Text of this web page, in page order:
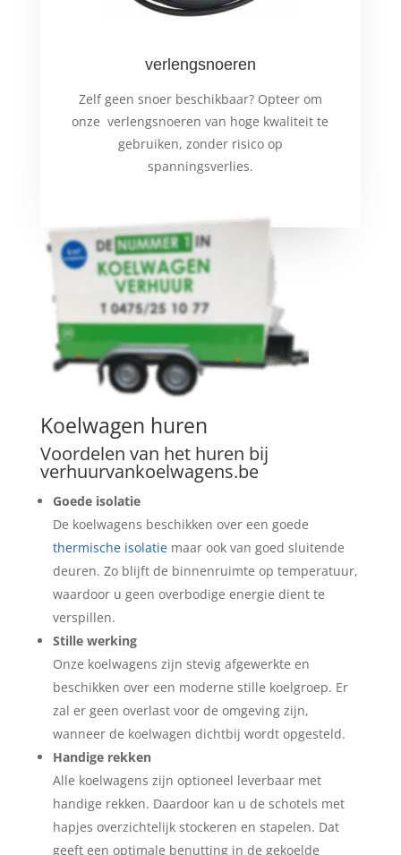
verlengsnoeren
Zelf geen snoer beschikbaar? Opteer om
onze verlengsnoeren van hoge kwaliteit te
gebruiken, zonder risico op
spanningsverlies.
Koelwagen huren
Voordelen van het huren bij
verhuurvankoelwagens.be
Goede isolatie
De koelwagens beschikken over een goede
thermische isolatiemaar ook van goed sluitende
deuren. Zo blijft de binnenruimte op temperatuur,
waardoor u geen overbodige energie dient te
verspillen.
Stille werking
Onze koelwagens zijn stevig afgewerkte en
beschikken over een moderne stille koelgroep. Er
zal er geen overlast voor de omgeving zijn,
wanneer de koelwagen dichtbij wordt opgesteld.
Handige rekken
Alle koelwagens zijn optioneel leverbaar met
handige rekken. Daardoor kan u de schotels met
hapjes overzichtelijk stockeren en stapelen. Dat
geeft een optimale benutting in de gekoelde